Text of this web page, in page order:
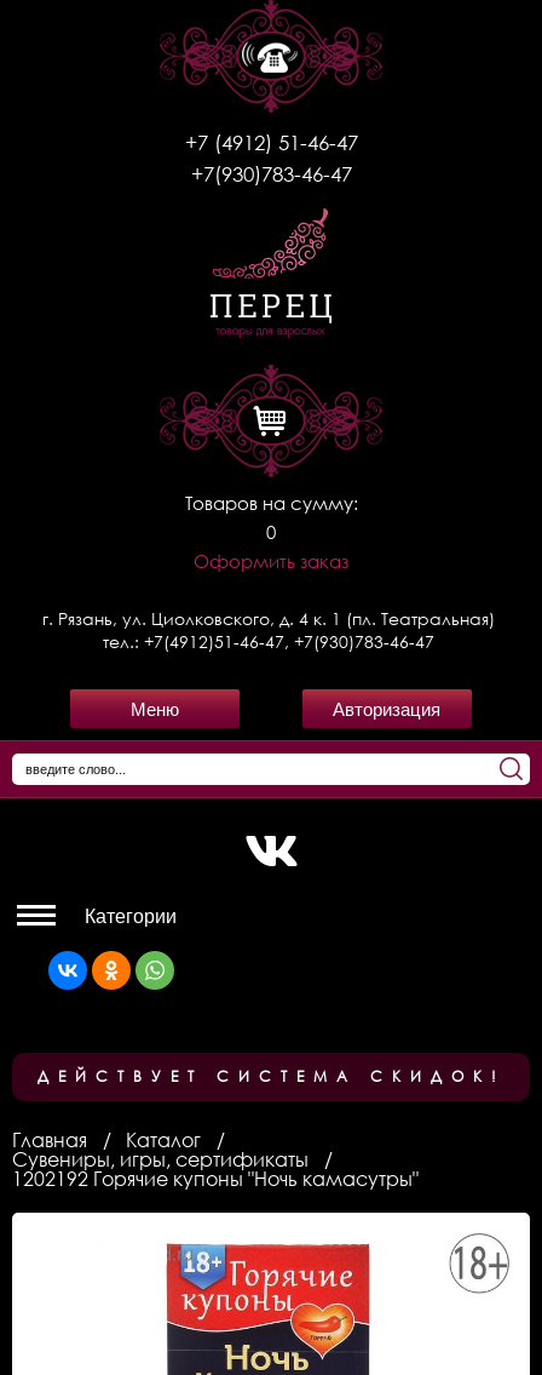
+7 (4912) 51-46-47
+7(930)783-46-47
Товаров на сумму:
0
Оформить заказ
г. Рязань, ул. Циолковского, д. 4 к. 1 (пл. Театральная)
тел.: +7(4912)51-46-47, +7(930)783-46-47
Меню Авторизация
Категории
ДЕЙСТВУЕТ СИСТЕМА СКИДОК!
Главная
Каталог
Сувениры, игры, сертификаты
1202192 Горячие купоны "Ночь камасутры"